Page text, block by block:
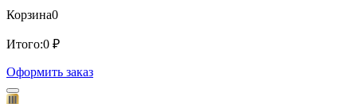
Корзина0
Итого:0 ₽
Оформить заказ